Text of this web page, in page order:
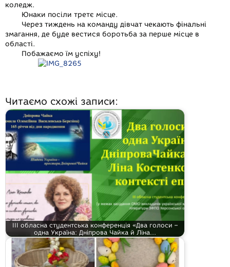
коледж.
Юнаки посіли третє місце.
Через тиждень на команду дівчат чекають фінальні
змагання, де буде вестися боротьба за перше місце в
області.
Побажаємо їм успіху!
Читаємо схожі записи:
ІІІ обласна студентська конференція «Два голоси –
одна Україна: Дніпрова Чайка й Ліна…